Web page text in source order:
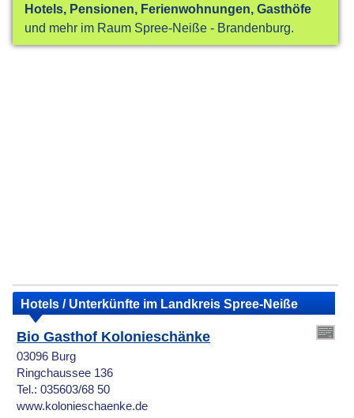
Hotels, Pensionen, Ferienwohnungen, Gasthöfe
und mehr im Raum Spree-Neiße - Brandenburg.
Hotels / Unterkünfte im Landkreis Spree-Neiße
Bio Gasthof Kolonieschänke
03096 Burg
Ringchaussee 136
Tel.: 035603/68 50
www.kolonieschaenke.de